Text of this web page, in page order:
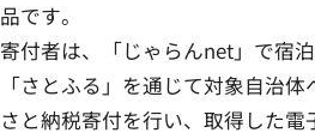
品です。
寄付者は、「じゃらんnet」で宿泊
「さとふる」を通じて対象自治
さと納税寄付を行い、取得した電